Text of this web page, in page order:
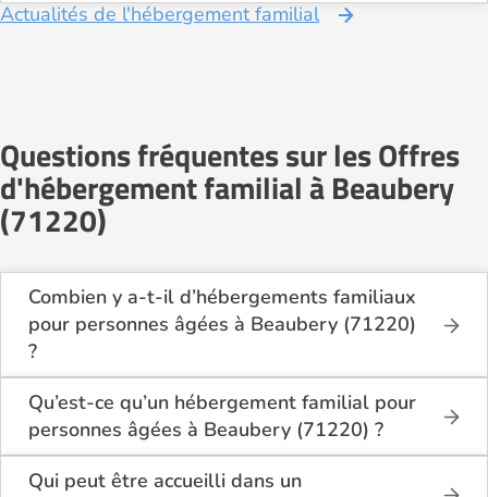
Actualités de l'hébergement familial
Questions fréquentes sur les Offres
d'hébergement familial à Beaubery
(71220)
Combien y a-t-il d’hébergements familiaux
pour personnes âgées à Beaubery (71220)
?
Sur Logement-seniors.com, on recense actuellement
1 hébergements familiaux pour personnes âgées à
Beaubery (71220) en 2026.
Ces structures offrent un cadre de vie chaleureux et
sécurisant, idéal pour les seniors souhaitant vivre
dans un environnement plus intime que celui d’un
Qu’est-ce qu’un hébergement familial pour
personnes âgées à Beaubery (71220) ?
L’hébergement familial permet à une personne âgée
d’être accueillie au domicile d’un accueillant familial
Qui peut être accueilli dans un